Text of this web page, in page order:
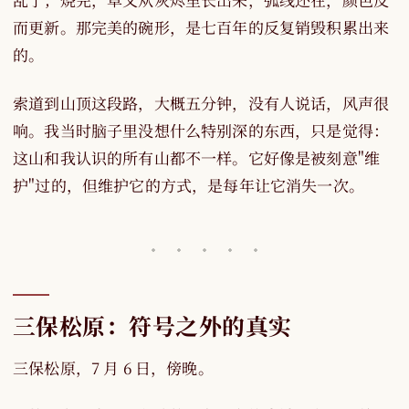
而更新。那完美的碗形，是七百年的反复销毁积累出来
的。
索道到山顶这段路，大概五分钟，没有人说话，风声很
响。我当时脑子里没想什么特别深的东西，只是觉得：
这山和我认识的所有山都不一样。它好像是被刻意"维
护"过的，但维护它的方式，是每年让它消失一次。
三保松原：符号之外的真实
三保松原，7 月 6 日，傍晚。